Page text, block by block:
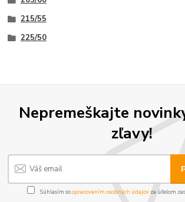
215/55
225/50
Nepremeškajte
zľavy!
Súhlasím sospracovaním osobných údajov za účelom